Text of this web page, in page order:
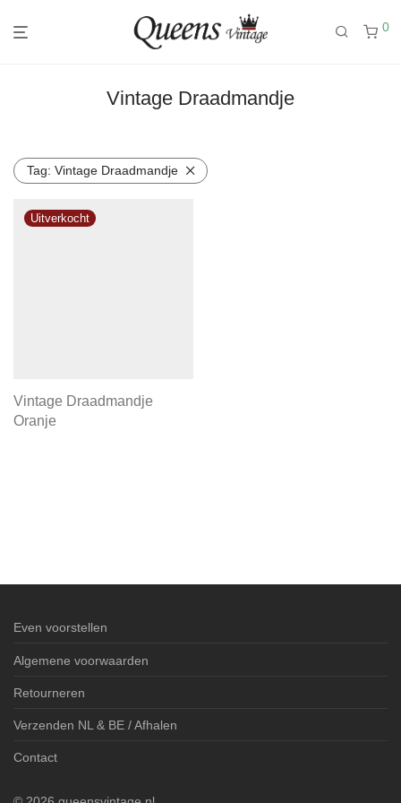
0
Vintage Draadmandje
Tag: Vintage Draadmandje
Vintage Draadmandje
Oranje
Even voorstellen
Algemene voorwaarden
Retourneren
Verzenden NL & BE / Afhalen
Contact